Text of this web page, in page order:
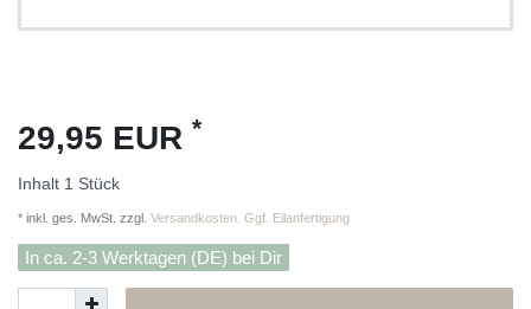
29,95 EUR *
Inhalt 1 Stück
* inkl. ges. MwSt. zzgl. Versandkosten. Ggf. Eilanfertigung
In ca. 2-3 Werktagen (DE) bei Dir